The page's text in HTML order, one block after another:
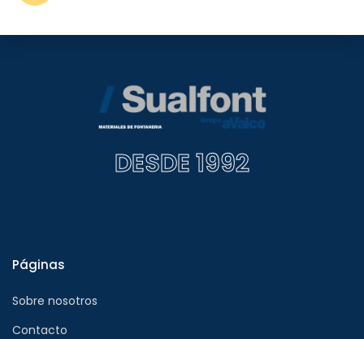
DESDE 1992
Páginas
Sobre nosotros
Contacto